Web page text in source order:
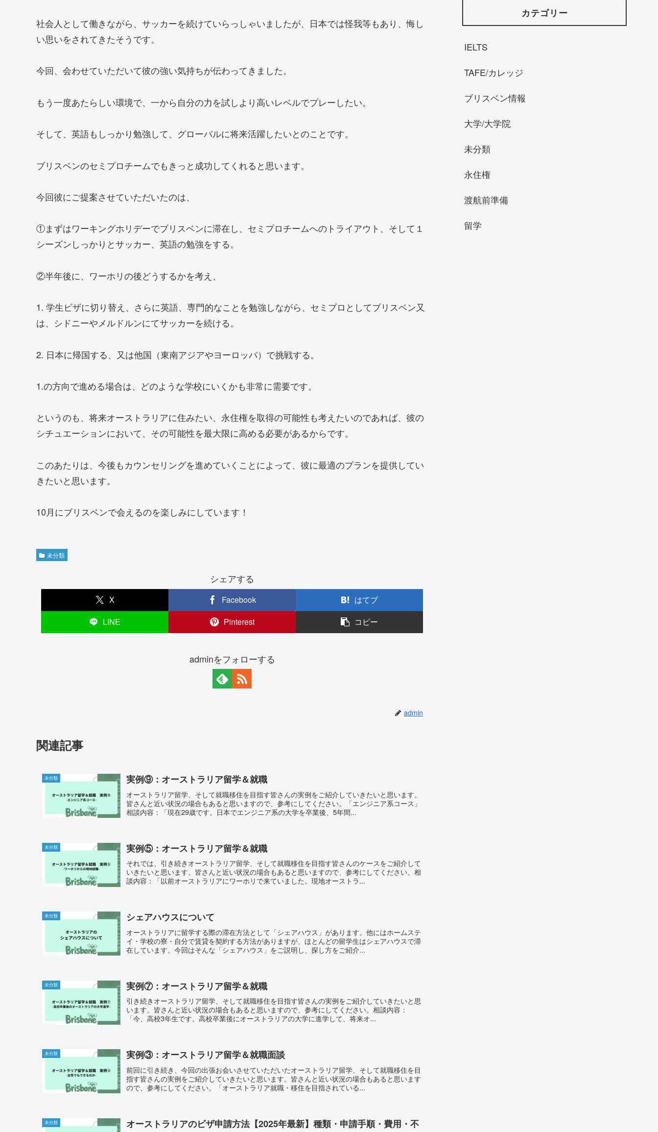
社会人として働きながら、サッカーを続けていらっしゃいましたが、日本では怪我等もあり、悔し
い思いをされてきたそうです。
今回、会わせていただいて彼の強い気持ちが伝わってきました。
もう一度あたらしい環境で、一から自分の力を試しより高いレベルでプレーしたい。
そして、英語もしっかり勉強して、グローバルに将来活躍したいとのことです。
ブリスベンのセミプロチームでもきっと成功してくれると思います。
今回彼にご提案させていただいたのは、
①まずはワーキングホリデーでブリスベンに滞在し、セミプロチームへのトライアウト、そして１
シーズンしっかりとサッカー、英語の勉強をする。
②半年後に、ワーホリの後どうするかを考え、
1. 学生ビザに切り替え、さらに英語、専門的なことを勉強しながら、セミプロとしてブリスベン又
は、シドニーやメルドルンにてサッカーを続ける。
2. 日本に帰国する、又は他国（東南アジアやヨーロッパ）で挑戦する。
1.の方向で進める場合は、どのような学校にいくかも非常に需要です。
というのも、将来オーストラリアに住みたい、永住権を取得の可能性も考えたいのであれば、彼の
シチュエーションにおいて、その可能性を最大限に高める必要があるからです。
このあたりは、今後もカウンセリングを進めていくことによって、彼に最適のプランを提供してい
きたいと思います。
10月にブリスベンで会えるのを楽しみにしています！
未分類
シェアする
X Facebook
はてブ
LINE
Pinterest コピー
adminをフォローする
admin
関連記事
未分類 実例⑨：オーストラリア留学＆就職
オーストラリア留学、そして就職移住を目指す皆さんの実例をご紹介していきたいと思います。
皆さんと近い状況の場合もあると思いますので、参考にしてください。「エンジニア系コース」
相談内容：「現在29歳です。日本でエンジニア系の大学を卒業後、5年間...
未分類 実例⑤：オーストラリア留学＆就職
それでは、引き続きオーストラリア留学、そして就職移住を目指す皆さんのケースをご紹介して
いきたいと思います。皆さんと近い状況の場合もあると思いますので、参考にしてください。相
談内容：「以前オーストラリアにワーホリで来ていました。現地オーストラ...
未分類 シェアハウスについて
オーストラリアに留学する際の滞在方法として「シェアハウス」があります。他にはホームステ
イ・学校の寮・自分で賃貸を契約する方法がありますが、ほとんどの留学生はシェアハウスで滞
在しています。今回はそんな「シェアハウス」をご説明し、探し方をご紹介...
未分類 実例⑦：オーストラリア留学＆就職
引き続きオーストラリア留学、そして就職移住を目指す皆さんの実例をご紹介していきたいと思
います。皆さんと近い状況の場合もあると思いますので、参考にしてください。相談内容：
「今、高校3年生です。高校卒業後にオーストラリアの大学に進学して、将来オ...
未分類 実例③：オーストラリア留学＆就職面談
前回に引き続き、今回の出張お会いさせていただいたオーストラリア留学、そして就職移住を目
指す皆さんの実例をご紹介していきたいと思います。皆さんと近い状況の場合もあると思います
ので、参考にしてください。「オーストラリア就職・移住を目指されている...
未分類
オーストラリアのビザ申請方法【2025年最新】種類・申請手順・費用・不
カテゴリー
IELTS
TAFE/カレッジ
ブリスベン情報
大学/大学院
未分類
永住権
渡航前準備
留学